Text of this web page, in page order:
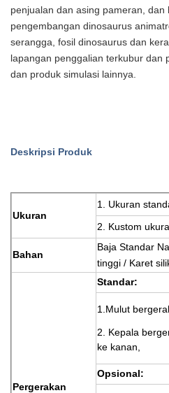
penjualan dan asing pameran, dan
pengembangan dinosaurus
serangga, fosil dinosaurus dan
lapangan penggalian terkubur dan
dan produk simulasi lainnya.
Deskripsi Produk
Ukuran
1. Ukuran
2. Kustom
Bahan
Baja Standar
tinggi / Karet
Pergerakan
Standar:
1.Mulut
2. Kepala
ke kanan,
Opsional: